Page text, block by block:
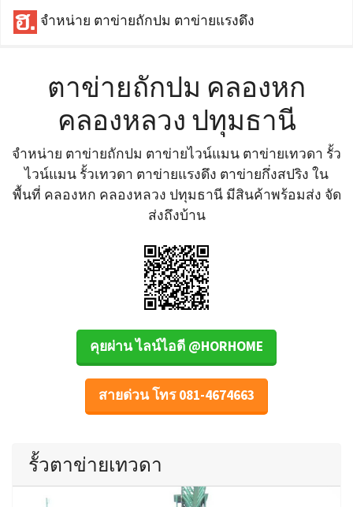
จำหน่าย ตาข่ายถักปม ตาข่ายแรงดึง
ตาข่ายถักปม คลองหก
คลองหลวง ปทุมธานี
จำหน่าย ตาข่ายถักปม ตาข่ายไวน์แมน ตาข่ายเทวดา รั้ว
ไวน์แมน รั้วเทวดา ตาข่ายแรงดึง ตาข่ายกึ่งสปริง ใน
พื้นที่ คลองหก คลองหลวง ปทุมธานี มีสินค้าพร้อมส่ง จัด
ส่งถึงบ้าน
คุยผ่าน ไลน์ไอดี @HORHOME
สายด่วน โทร 081-4674663
รั้วตาข่ายเทวดา